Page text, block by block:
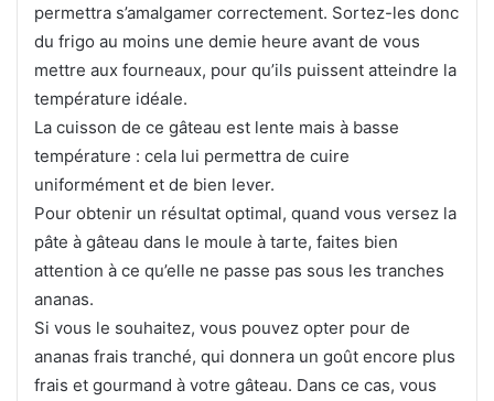
permettra s’amalgamer correctement. Sortez-les donc
du frigo au moins une demie heure avant de vous
mettre aux fourneaux, pour qu’ils puissent atteindre la
température idéale.
La cuisson de ce gâteau est lente mais à basse
température : cela lui permettra de cuire
uniformément et de bien lever.
Pour obtenir un résultat optimal, quand vous versez la
pâte à gâteau dans le moule à tarte, faites bien
attention à ce qu’elle ne passe pas sous les tranches
ananas.
Si vous le souhaitez, vous pouvez opter pour de
ananas frais tranché, qui donnera un goût encore plus
frais et gourmand à votre gâteau. Dans ce cas, vous